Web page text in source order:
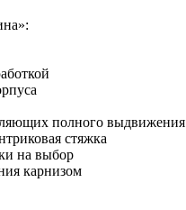
полного выдвижения
стяжка
на выбор
карнизом